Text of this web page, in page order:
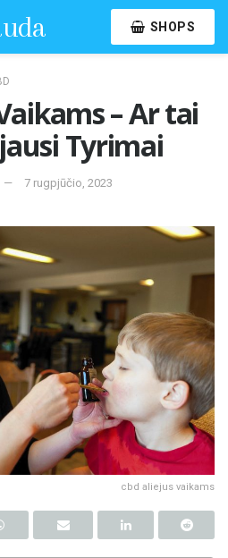
SHOPS
– Ar tai
Tyrimai
7 rugpjūčio, 2023
cbd aliejus vaikams